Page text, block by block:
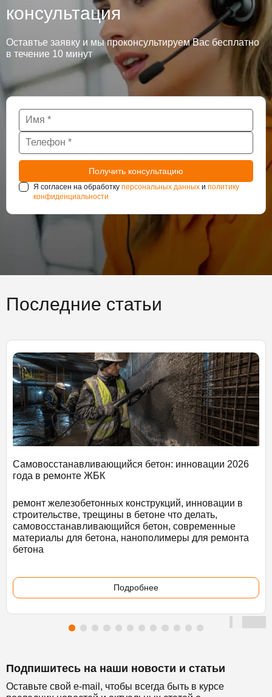
консультация
Оставтье заявку и мы проконсультируем Вас бесплатно
в течение 10 минут
Я согласен на обработку персональных данных и политику
конфиденциальности
Последние статьи
Самовосстанавливающийся бетон: инновации 2026
года в ремонте ЖБК
ремонт железобетонных конструкций, инновации в
строительстве, трещины в бетоне что делать,
самовосстанавливающийся бетон, современные
материалы для бетона, нанополимеры для ремонта
бетона
Подробнее
Подпишитесь на наши новости и статьи
Оставьте свой e-mail, чтобы всегда быть в курсе